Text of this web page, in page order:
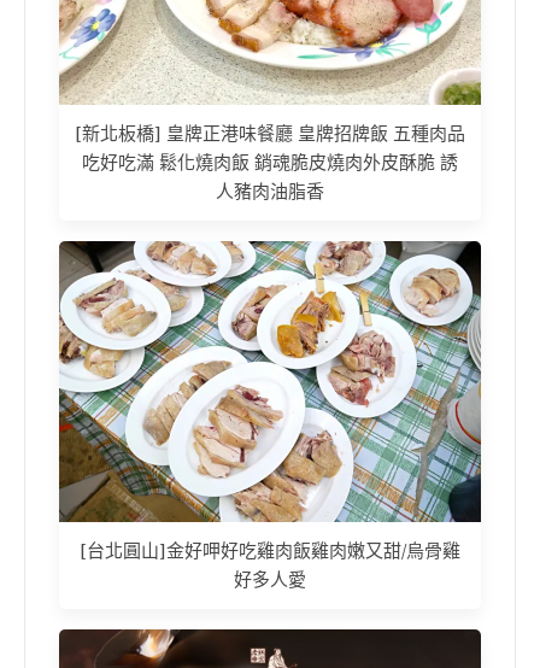
[新北板橋] 皇牌正港味餐廳 皇牌招牌飯 五種肉品
吃好吃滿 鬆化燒肉飯 銷魂脆皮燒肉外皮酥脆 誘
人豬肉油脂香
[台北圓山]金好呷好吃雞肉飯雞肉嫩又甜/烏骨雞
好多人愛